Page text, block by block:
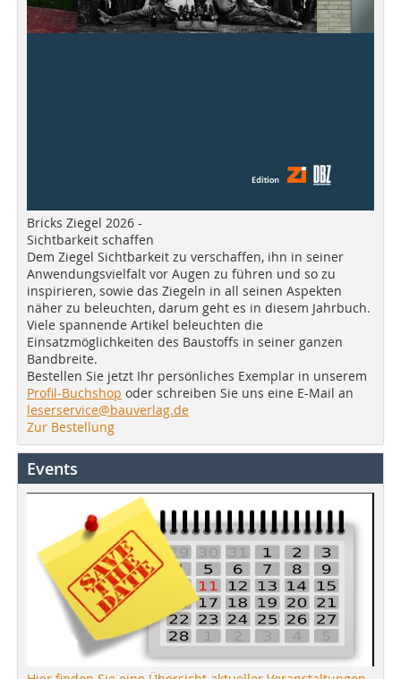
Bricks Ziegel 2026 -
Sichtbarkeit schaffen
Dem Ziegel Sichtbarkeit zu verschaffen, ihn in seiner
Anwendungsvielfalt vor Augen zu führen und so zu
inspirieren, sowie das Ziegeln in all seinen Aspekten
näher zu beleuchten, darum geht es in diesem Jahrbuch.
Viele spannende Artikel beleuchten die
Einsatzmöglichkeiten des Baustoffs in seiner ganzen
Bandbreite.
Bestellen Sie jetzt Ihr persönliches Exemplar in unserem
Profil-Buchshop oder schreiben Sie uns eine E-Mail an
leserservice@bauverlag.de
Zur Bestellung
Events